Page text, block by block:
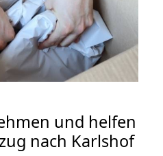
und helfen
nach Karlshof